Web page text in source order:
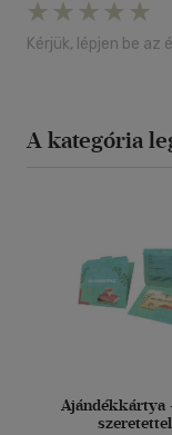
Kérjük, lépjen be az
A kategória
Ajándékkártya
szeretettel